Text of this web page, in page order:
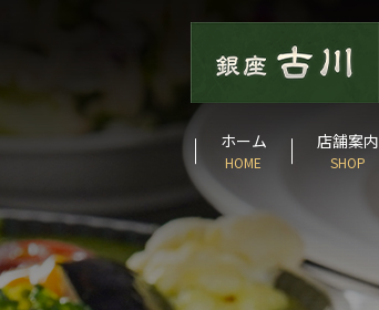
ホーム
HOME
店舗案内
SHOP